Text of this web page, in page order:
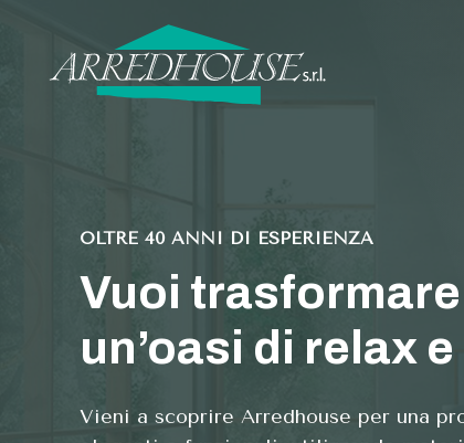
contenuto
OLTRE 40 ANNI DI ESPERIENZA
Vuoi
un’oasi di relax
Vieni a scoprire Arredhouse per una